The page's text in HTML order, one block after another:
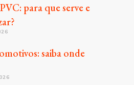
para que serve e
saiba onde